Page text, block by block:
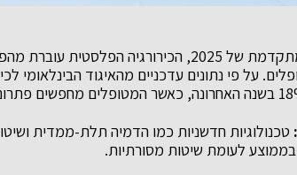
בעידן הרפואה המתקדמת של 2025, הכירורגיה
על פי נתונים עדכניים מהאיגוד הבינלאומי
טכנולוגיות חדשניות כמו הדמיה תלת-ממדית